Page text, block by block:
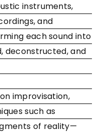
instruments,
and
each sound into
deconstructed, and
improvisation,
such as
of reality—